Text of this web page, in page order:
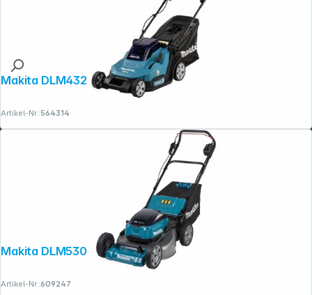
Makita DLM432Z Akku-Rasenmäher
Artikel-Nr.:564314
Makita DLM530Z Akku-Rasenmäher
Artikel-Nr.:609247